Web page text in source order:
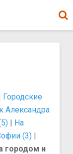
Городские
Александра
| На
(3) |
городом и